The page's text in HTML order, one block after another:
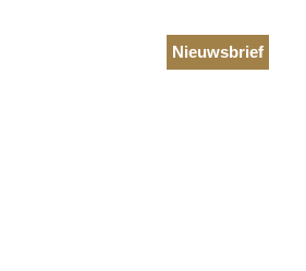
Nieuwsbrief